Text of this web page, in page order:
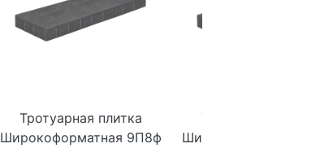
Тротуарная плитка
Широкоформатная 9П8ф
Тротуарная плитка
Широкоформатная